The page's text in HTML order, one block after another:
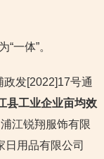
一体”。
发[2022]17号通
县工业企业亩均效
江锐翔服饰有限
日用品有限公司